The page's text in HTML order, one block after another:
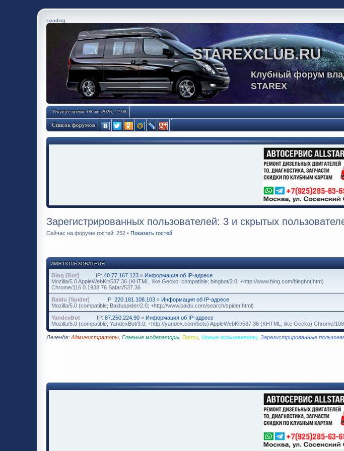
Loading
STAREXCLUB.RU
Клубный форум
STAREX
Текущее время: 06 авг 2026, 12:08
Список форумов
Зарегистрированных пользователей: 3 и скрытых
Сейчас на форуме гостей: 252 • Показать гостей
ИМЯ ПОЛЬЗОВАТЕЛЯ
Bing [Bot] IP: 40.77.167.123 » Информация об IP-адресе
Mozilla/5.0 AppleWebKit/537.36 (KHTML, like Gecko; compatible; bingbot/2.0; +http://www.bing.com/bingbot.htm)
Chrome/116.0.1938.76 Safari/537.36
Baidu [Spider] IP: 220.181.108.103 » Информация об IP-адресе
Mozilla/5.0 (compatible; Baiduspider/2.0; +http://www.baidu.com/search/spider.html)
YandexBot IP: 87.250.224.90 » Информация об IP-адресе
Mozilla/5.0 (compatible; YandexBot/3.0; +http://yandex.com/bots) AppleWebKit/537.36 (KHTML, like Gecko) Chrome/
Легенда: Администраторы Главные модераторы Гости Новые пользователи Зарегистрированные